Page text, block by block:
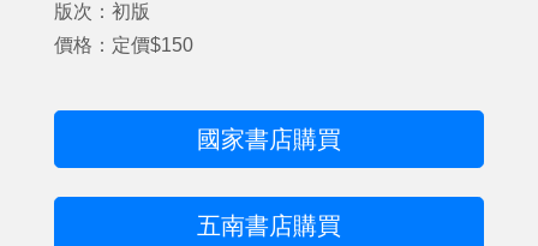
版次：初版
價格：定價$150
國家書店購買
五南書店購買